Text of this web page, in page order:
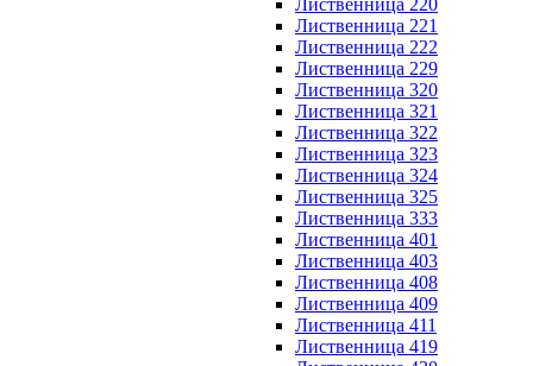
Лиственница 220
Лиственница 221
Лиственница 222
Лиственница 229
Лиственница 320
Лиственница 321
Лиственница 322
Лиственница 323
Лиственница 324
Лиственница 325
Лиственница 333
Лиственница 401
Лиственница 403
Лиственница 408
Лиственница 409
Лиственница 411
Лиственница 419